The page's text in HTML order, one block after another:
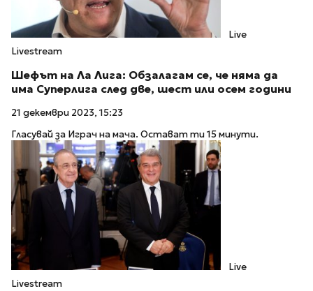
Live
Livestream
Шефът на Ла Лига: Обзалагам се, че няма да
има Суперлига след две, шест или осем години
21 декември 2023, 15:23
Гласувай за Играч на мача. Остават ти 15 минути.
Live
Livestream